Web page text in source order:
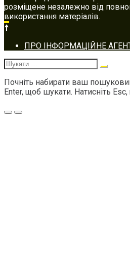
розміщене незалежно від
використання матеріалів.
Footer
navigation
ПРО ІНФОРМАЦІЙНЕ
Шукати:
Почніть набирати ваш
Enter, щоб шукати. Натисніть
Меню